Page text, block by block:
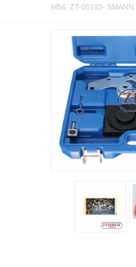
M56, ZT-05193- SMANN